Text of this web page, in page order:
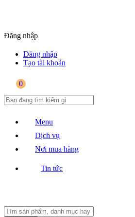
Đăng nhập
Đăng nhập
Tạo tài khoản
0
Menu
Dịch vụ
Nơi mua hàng
Tin tức